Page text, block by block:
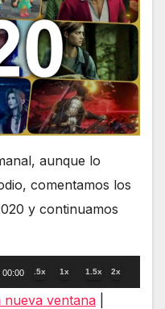
aunque lo
comentamos los
y continuamos
00:00 .5x 1x 1.5x 2x
ventana